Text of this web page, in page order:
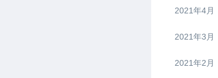
2021年4月
2021年3月
2021年2月